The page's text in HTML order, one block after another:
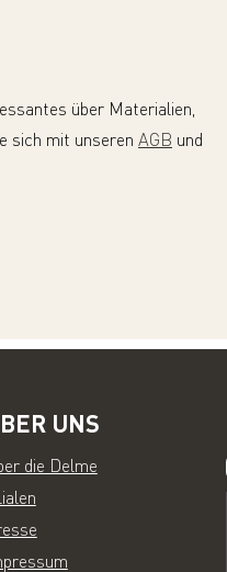
über Materialien,
sich mit unseren AGB und
UNS
die Delme